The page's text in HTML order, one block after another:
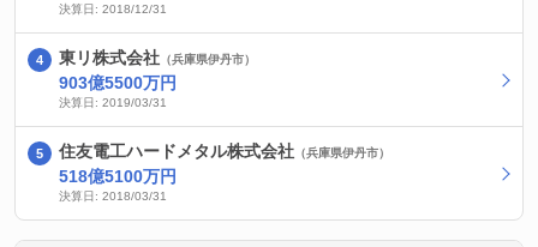
決算日: 2018/12/31
東リ株式会社 （兵庫県伊丹市）
903億5500万円
決算日: 2019/03/31
住友電工ハードメタル株式会社 （兵庫県伊丹市）
518億5100万円
決算日: 2018/03/31